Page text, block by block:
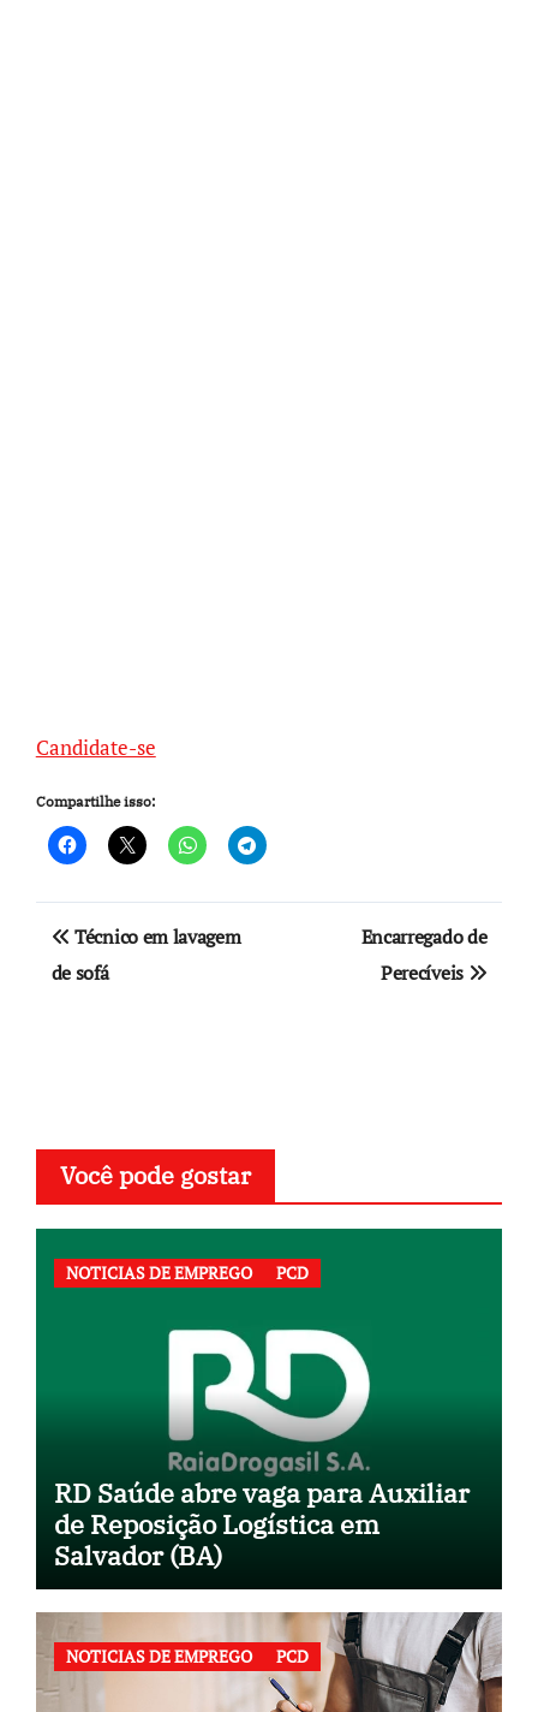
Candidate-se
Compartilhe isso:
Navegação
de
Técnico em lavagem
de sofá
Encarregado de
Perecíveis
Você pode gostar
NOTICIAS DE EMPREGO PCD
RD Saúde abre vaga para Auxiliar
de Reposição Logística em
Salvador (BA)
NOTICIAS DE EMPREGO PCD